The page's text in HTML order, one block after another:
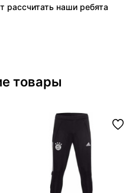
рассчитать наши ребята
товары